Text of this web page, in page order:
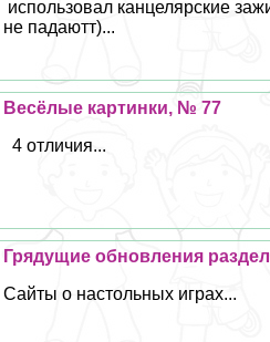
использовал канцелярские
не падаютт)...
Весёлые картинки, № 77
4 отличия...
Грядущие обновления
Сайты о настольных играх...